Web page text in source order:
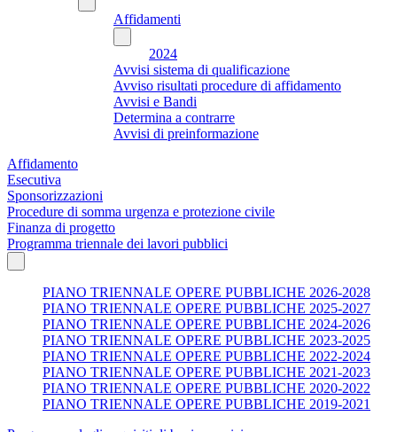
Affidamenti
2024
Avvisi sistema di qualificazione
Avviso risultati procedure di affidamento
Avvisi e Bandi
Determina a contrarre
Avvisi di preinformazione
Affidamento
Esecutiva
Sponsorizzazioni
Procedure di somma urgenza e protezione civile
Finanza di progetto
Programma triennale dei lavori pubblici
PIANO TRIENNALE OPERE PUBBLICHE 2026-2028
PIANO TRIENNALE OPERE PUBBLICHE 2025-2027
PIANO TRIENNALE OPERE PUBBLICHE 2024-2026
PIANO TRIENNALE OPERE PUBBLICHE 2023-2025
PIANO TRIENNALE OPERE PUBBLICHE 2022-2024
PIANO TRIENNALE OPERE PUBBLICHE 2021-2023
PIANO TRIENNALE OPERE PUBBLICHE 2020-2022
PIANO TRIENNALE OPERE PUBBLICHE 2019-2021